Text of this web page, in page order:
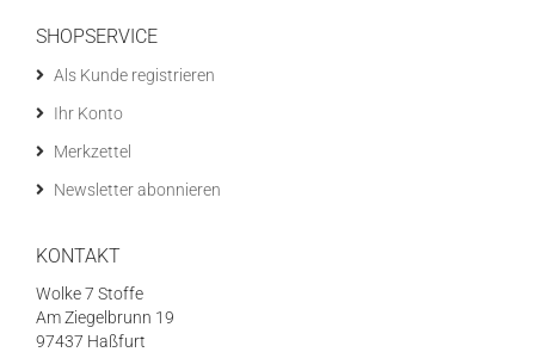
SHOPSERVICE
Als Kunde registrieren
Ihr Konto
Merkzettel
Newsletter abonnieren
KONTAKT
Wolke 7 Stoffe
Am Ziegelbrunn 19
97437 Haßfurt